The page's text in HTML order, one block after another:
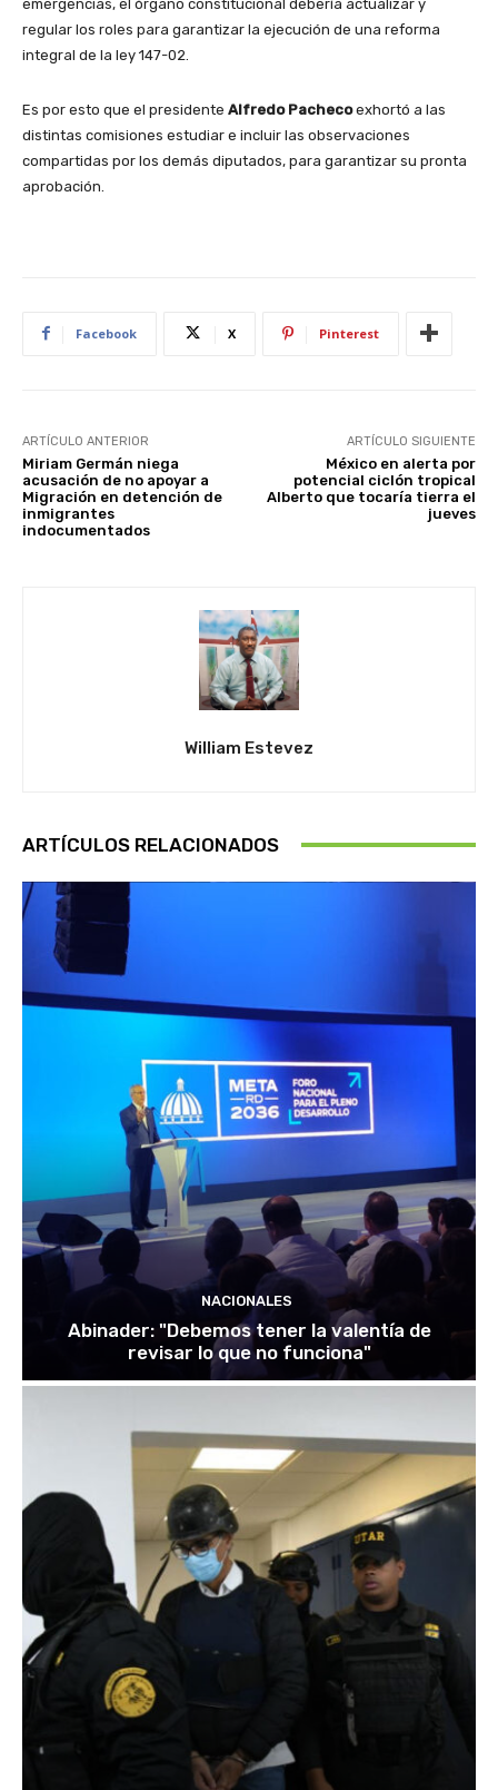
emergencias, el órgano constitucional debería actualizar y
regular los roles para garantizar la ejecución de una reforma
integral de la ley 147-02.
Es por esto que el presidente Alfredo Pachecoexhortó a las
distintas comisiones estudiar e incluir las observaciones
compartidas por los demás diputados, para garantizar su pronta
aprobación.
Facebook X Pinterest
ARTÍCULO ANTERIOR
Miriam Germán niega
acusación de no apoyar a
Migración en detención de
inmigrantes
indocumentados
ARTÍCULO SIGUIENTE
México en alerta por
potencial ciclón tropical
Alberto que tocaría tierra el
jueves
William Estevez
ARTÍCULOS RELACIONADOS
NACIONALES
Abinader: "Debemos tener la valentía de
revisar lo que no funciona"